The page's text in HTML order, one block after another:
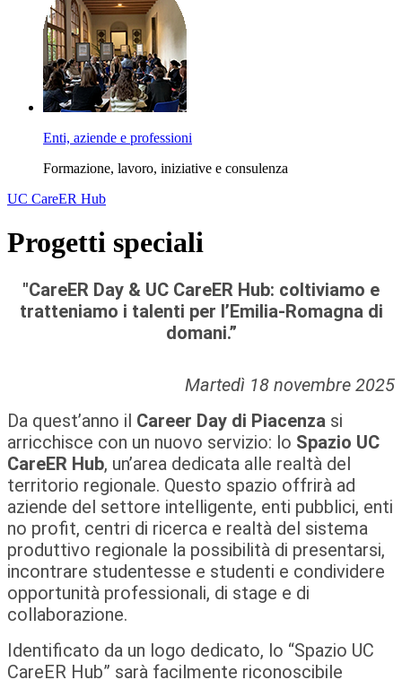
Enti, aziende e professioni
Formazione, lavoro, iniziative e consulenza
UC CareER Hub
Progetti speciali
"CareER Day & UC CareER Hub: coltiviamo e
tratteniamo i talenti per l’Emilia-Romagna di
domani.”
Martedì 18 novembre 2025
Da quest’anno il Career Day di Piacenza si
arricchisce con un nuovo servizio: lo Spazio UC
CareER Hub, un’area dedicata alle realtà del
territorio regionale. Questo spazio offrirà ad
aziende del settore intelligente, enti pubblici, enti
no profit, centri di ricerca e realtà del sistema
produttivo regionale la possibilità di presentarsi,
incontrare studentesse e studenti e condividere
opportunità professionali, di stage e di
collaborazione.
Identificato da un logo dedicato, lo “Spazio UC
CareER Hub” sarà facilmente riconoscibile